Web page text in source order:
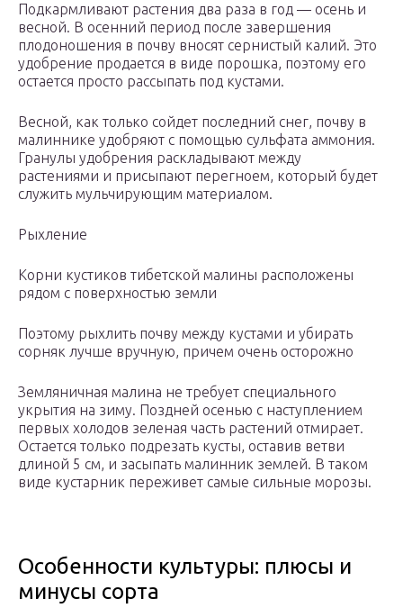
Подкармливают растения два раза в год — осень и
весной. В осенний период после завершения
плодоношения в почву вносят сернистый калий. Это
удобрение продается в виде порошка, поэтому его
остается просто рассыпать под кустами.
Весной, как только сойдет последний снег, почву в
малиннике удобряют с помощью сульфата аммония.
Гранулы удобрения раскладывают между
растениями и присыпают перегноем, который будет
служить мульчирующим материалом.
Рыхление
Корни кустиков тибетской малины расположены
рядом с поверхностью земли
Поэтому рыхлить почву между кустами и убирать
сорняк лучше вручную, причем очень осторожно
Земляничная малина не требует специального
укрытия на зиму. Поздней осенью с наступлением
первых холодов зеленая часть растений отмирает.
Остается только подрезать кусты, оставив ветви
длиной 5 см, и засыпать малинник землей. В таком
виде кустарник переживет самые сильные морозы.
Особенности культуры: плюсы и
минусы сорта